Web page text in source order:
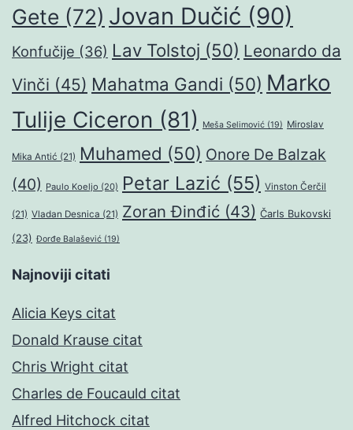
Gete (72) Jovan Dučić (90)
Konfučije (36) Lav Tolstoj (50) Leonardo da
Vinči (45) Mahatma Gandi (50) Marko
Tulije Ciceron (81) Meša Selimović (19) Miroslav
Mika Antić (21) Muhamed (50) Onore De Balzak
(40) Paulo Koeljo (20) Petar Lazić (55) Vinston Čerčil
(21) Vladan Desnica (21) Zoran Đinđić (43) Čarls Bukovski
(23) Đorđe Balašević (19)
Najnoviji citati
Alicia Keys citat
Donald Krause citat
Chris Wright citat
Charles de Foucauld citat
Alfred Hitchock citat